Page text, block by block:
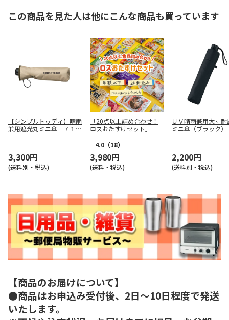
この商品を見た人は他にこんな商品も買っています
【シンプルトゥディ】晴雨
兼用遮光丸ミニ傘 ７１９
3,300円
(送料別・税込)
「20点以上詰め合わせ！
ロスおたすけセット」
4.0 （18）
3,980円
(送料・税込)
ＵＶ晴雨兼用大寸耐
ミニ傘（ブラック
2,200円
(送料別・税込)
【商品のお届けについて】
●商品はお申込み受付後、2日～10日程度で発送
いたします。